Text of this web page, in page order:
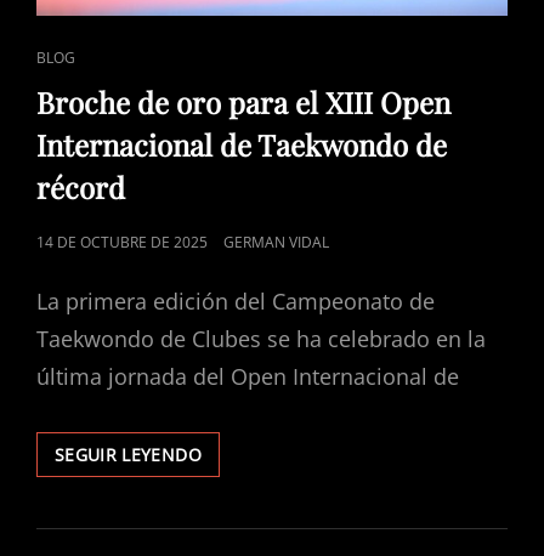
ENLACES
DE
CATEGORÍAS
BLOG
Broche de oro para el XIII Open
Internacional de Taekwondo de
récord
PUBLICADO
14 DE OCTUBRE DE 2025 GERMAN VIDAL
La primera edición del Campeonato de
Taekwondo de Clubes se ha celebrado en la
última jornada del Open Internacional de
SEGUIR LEYENDOBROCHE
DE
PARA